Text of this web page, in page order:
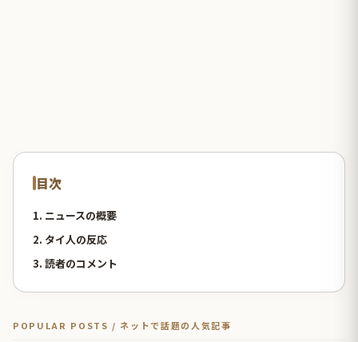
目次
1. ニュースの概要
2. タイ人の反応
3. 読者のコメント
POPULAR POSTS / ネットで話題の人気記事